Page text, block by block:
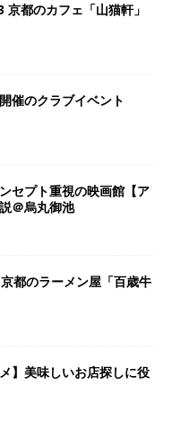
都のカフェ「山猫軒」
催のクラブイベント
セプト重視の映画館【ア
＠烏丸御池
都のラーメン屋「百歳牛
】美味しいお店探しに役